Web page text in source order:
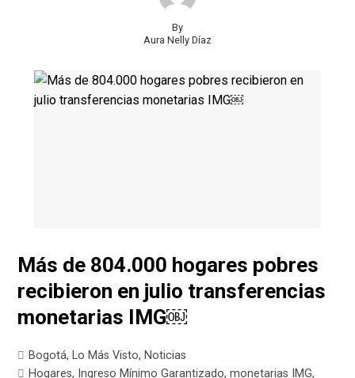
By
Aura Nelly Díaz
Más de 804.000 hogares pobres
recibieron en julio transferencias
monetarias IMG￼
Bogotá, Lo Más Visto, Noticias
Hogares, Ingreso Mínimo Garantizado,monetarias IMG,